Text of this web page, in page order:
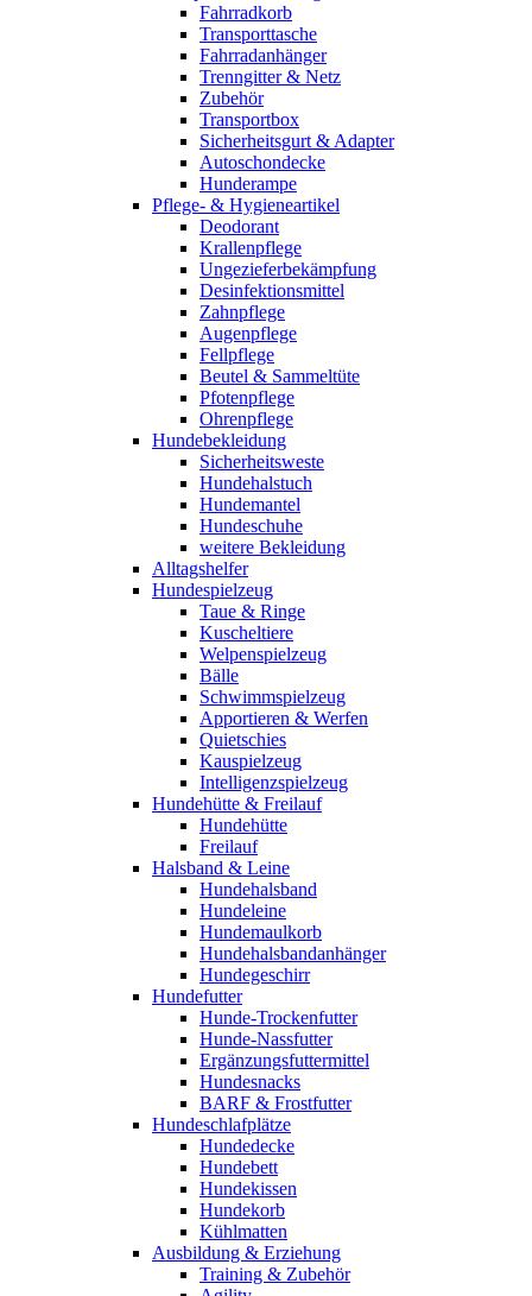
Fahrradkorb
Transporttasche
Fahrradanhänger
Trenngitter & Netz
Zubehör
Transportbox
Sicherheitsgurt & Adapter
Autoschondecke
Hunderampe
Pflege- & Hygieneartikel
Deodorant
Krallenpflege
Ungezieferbekämpfung
Desinfektionsmittel
Zahnpflege
Augenpflege
Fellpflege
Beutel & Sammeltüte
Pfotenpflege
Ohrenpflege
Hundebekleidung
Sicherheitsweste
Hundehalstuch
Hundemantel
Hundeschuhe
weitere Bekleidung
Alltagshelfer
Hundespielzeug
Taue & Ringe
Kuscheltiere
Welpenspielzeug
Bälle
Schwimmspielzeug
Apportieren & Werfen
Quietschies
Kauspielzeug
Intelligenzspielzeug
Hundehütte & Freilauf
Hundehütte
Freilauf
Halsband & Leine
Hundehalsband
Hundeleine
Hundemaulkorb
Hundehalsbandanhänger
Hundegeschirr
Hundefutter
Hunde-Trockenfutter
Hunde-Nassfutter
Ergänzungsfuttermittel
Hundesnacks
BARF & Frostfutter
Hundeschlafplätze
Hundedecke
Hundebett
Hundekissen
Hundekorb
Kühlmatten
Ausbildung & Erziehung
Training & Zubehör